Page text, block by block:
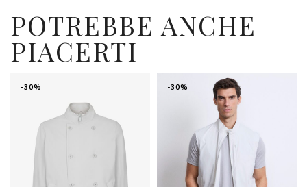
POTREBBE ANCHE
PIACERTI
-30% -30%